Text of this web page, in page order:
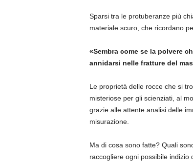
Sparsi tra le protuberanze più
materiale scuro, che ricordano
«Sembra come se la polvere
annidarsi nelle fratture del
Le proprietà delle rocce che si
misteriose per gli scienziati, al
grazie alle attente analisi delle
misurazione.
Ma di cosa sono fatte? Quali
raccogliere ogni possibile indizio